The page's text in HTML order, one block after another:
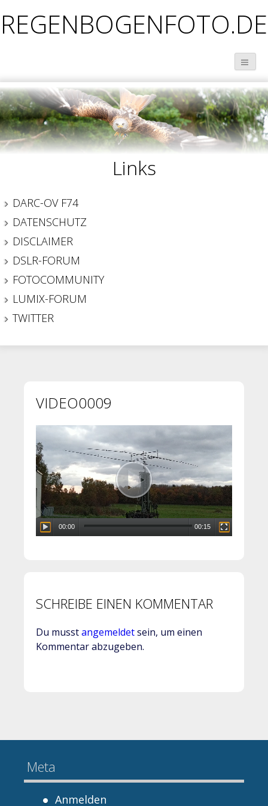
REGENBOGENFOTO.DE
Links
DARC-OV F74
DATENSCHUTZ
DISCLAIMER
DSLR-FORUM
FOTOCOMMUNITY
LUMIX-FORUM
TWITTER
VIDEO0009
Player
00:00 00:15
SCHREIBE EINEN KOMMENTAR
Du musstangemeldetsein, um einen
Kommentar abzugeben.
Meta
Anmelden